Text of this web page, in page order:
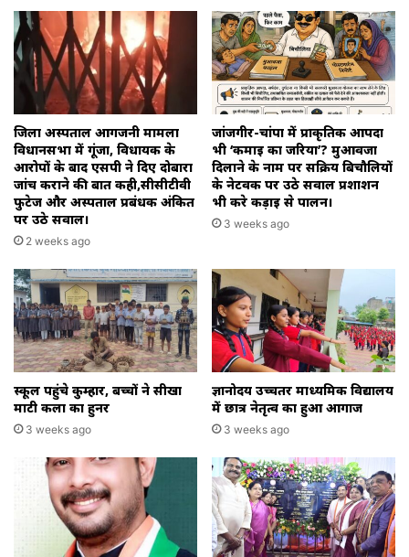
जिला अस्पताल आगजनी मामला
विधानसभा में गूंजा, विधायक के
आरोपों के बाद एसपी ने दिए दोबारा
जांच कराने की बात कही,सीसीटीवी
फुटेज और अस्पताल प्रबंधक अंकित
पर उठे सवाल।
2 weeks ago
जांजगीर-चांपा में प्राकृतिक आपदा
भी ‘कमाई का जरिया’? मुआवजा
दिलाने के नाम पर सक्रिय बिचौलियों
के नेटवर्क पर उठे सवाल प्रशाशन
भी करे कड़ाई से पालन।
3 weeks ago
स्कूल पहुंचे कुम्हार, बच्चों ने सीखा
माटी कला का हुनर
3 weeks ago
ज्ञानोदय उच्चतर माध्यमिक विद्यालय
में छात्र नेतृत्व का हुआ आगाज
3 weeks ago